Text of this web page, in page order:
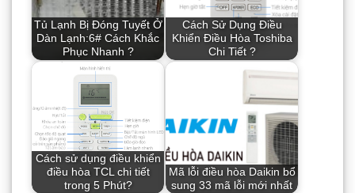
Tủ Lạnh Bị Đóng Tuyết Ở
Dàn Lạnh:6# Cách Khắc
Phục Nhanh ?
Cách Sử Dụng Điều
Khiển Điều Hòa Toshiba
Chi Tiết ?
Cách sử dụng điều khiển
điều hòa TCL chi tiết
trong 5 Phút?
Mã lỗi điều hòa Daikin bổ
sung 33 mã lỗi mới nhất